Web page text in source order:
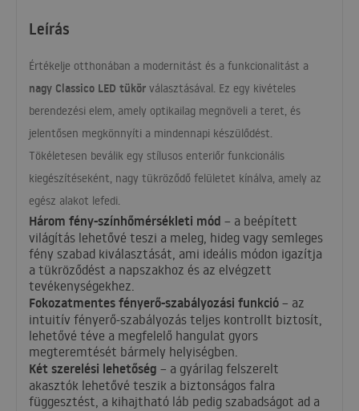
Leírás
Értékelje otthonában a modernitást és a funkcionalitást a
nagy Classico LED tükör választásával. Ez egy kivételes
berendezési elem, amely optikailag megnöveli a teret, és
jelentősen megkönnyíti a mindennapi készülődést.
Tökéletesen beválik egy stílusos enteriőr funkcionális
kiegészítéseként, nagy tükröződő felületet kínálva, amely az
egész alakot lefedi.
Három fény-színhőmérsékleti mód – a beépített
világítás lehetővé teszi a meleg, hideg vagy semleges
fény szabad kiválasztását, ami ideális módon igazítja
a tükröződést a napszakhoz és az elvégzett
tevékenységekhez.
Fokozatmentes fényerő-szabályozási funkció – az
intuitív fényerő-szabályozás teljes kontrollt biztosít,
lehetővé téve a megfelelő hangulat gyors
megteremtését bármely helyiségben.
Két szerelési lehetőség – a gyárilag felszerelt
akasztók lehetővé teszik a biztonságos falra
függesztést, a kihajtható láb pedig szabadságot ad a